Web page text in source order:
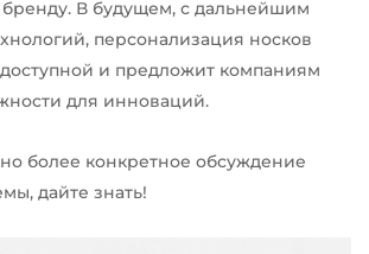
бренду. В будущем, с дальнейшим
персонализация носков
и предложит компаниям
для инноваций.
более конкретное обсуждение
дайте знать!